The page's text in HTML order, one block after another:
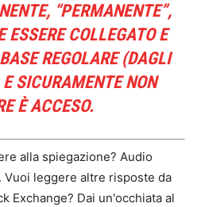
“PERMANENTE”,
ESSERE COLLEGATO E
REGOLARE (DAGLI
SICURAMENTE NON
È ACCESO.
alla spiegazione? Audio
leggere altre risposte da
Exchange? Dai un'occhiata al